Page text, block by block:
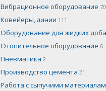
Вибрационное оборудование 70
Ковейеры, линии 111
Оборудование для жидких
Отопительное оборудование 6
Пневматика 2
Производство цемента 21
Работа с сыпучими